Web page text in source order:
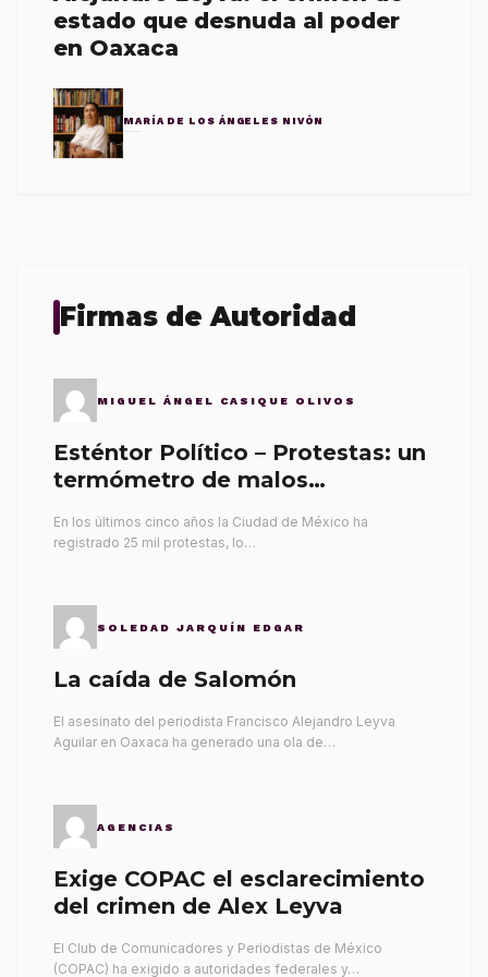
estado que desnuda al poder
en Oaxaca
MARÍA DE LOS ÁNGELES NIVÓN
Firmas de Autoridad
MIGUEL ÁNGEL CASIQUE OLIVOS
Esténtor Político – Protestas: un
termómetro de malos
En los últimos cinco años la Ciudad de México ha
registrado 25 mil protestas, lo…
SOLEDAD JARQUÍN EDGAR
La caída de Salomón
El asesinato del periodista Francisco Alejandro Leyva
Aguilar en Oaxaca ha generado una ola de…
AGENCIAS
Exige COPAC el esclarecimiento
del crimen de Alex Leyva
El Club de Comunicadores y Periodistas de México
(COPAC) ha exigido a autoridades federales y…